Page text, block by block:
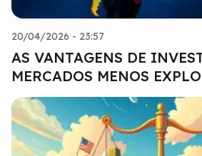
20/04/2026 - 23:57
AS VANTAGENS DE
MERCADOS MENOS